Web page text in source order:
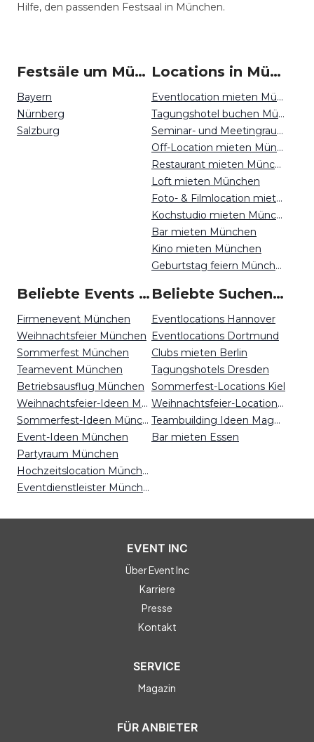
Hilfe, den passenden Festsaal in München.
Festsäle um München
Bayern
Nürnberg
Salzburg
Locations in München mieten
Eventlocation mieten München
Tagungshotel buchen München
Seminar- und Meetingraum mieten München
Off-Location mieten München
Restaurant mieten München
Loft mieten München
Foto- & Filmlocation mieten München
Kochstudio mieten München
Bar mieten München
Kino mieten München
Geburtstag feiern München
Beliebte Events in München
Firmenevent München
Weihnachtsfeier München
Sommerfest München
Teamevent München
Betriebsausflug München
Weihnachtsfeier-Ideen München
Sommerfest-Ideen München
Event-Ideen München
Partyraum München
Hochzeitslocation München
Eventdienstleister München
Beliebte Suchen auf Event Inc
Eventlocations Hannover
Eventlocations Dortmund
Clubs mieten Berlin
Tagungshotels Dresden
Sommerfest-Locations Kiel
Weihnachtsfeier-Locations Osnabrück
Teambuilding Ideen Magdeburg
Bar mieten Essen
EVENT INC
Über Event Inc
Karriere
Presse
Kontakt
SERVICE
Magazin
FÜR ANBIETER